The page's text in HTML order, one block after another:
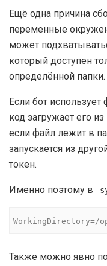
Ещё одна причина
переменные
может
который доступен
определённой
Если бот использует
код загружает его
если файл лежит в
запускается из
токен.
Именно поэтому в
WorkingDirectory=/
Также можно явно